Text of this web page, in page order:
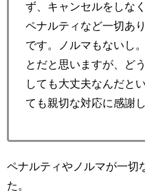
ず、キャンセルをしな
ペナルティなど一切あ
です。ノルマもないし
とだと思いますが、ど
しても大丈夫なんだと
ても親切な対応に感謝
ペナルティやノルマが一切
た。